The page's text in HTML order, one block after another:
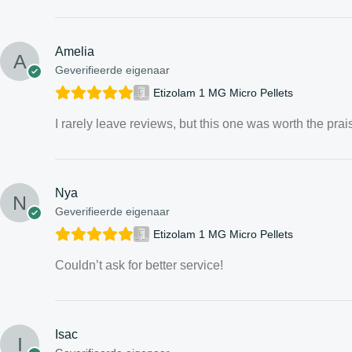
Amelia
Geverifieerde eigenaar
Etizolam 1 MG Micro Pellets
I rarely leave reviews, but this one was worth the
Nya
Geverifieerde eigenaar
Etizolam 1 MG Micro Pellets
Couldn’t ask for better service!
Isac